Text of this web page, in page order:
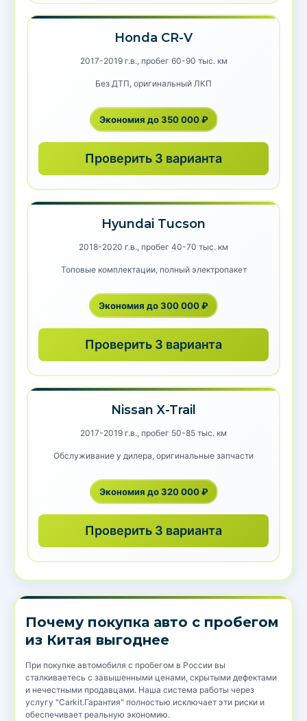
Honda CR-V
2017-2019 г.в., пробег 60-90 тыс. км
Без ДТП, оригинальный ЛКП
Экономия до 350 000 ₽
Проверить 3 варианта
Hyundai Tucson
2018-2020 г.в., пробег 40-70 тыс. км
Топовые комплектации, полный электропакет
Экономия до 300 000 ₽
Проверить 3 варианта
Nissan X-Trail
2017-2019 г.в., пробег 50-85 тыс. км
Обслуживание у дилера, оригинальные запчасти
Экономия до 320 000 ₽
Проверить 3 варианта
Почему покупка авто с пробегом
из Китая выгоднее
При покупке автомобиля с пробегом в России вы
сталкиваетесь с завышенными ценами, скрытыми дефектами
и нечестными продавцами. Наша система работы через
услугу "Carkit.Гарантия" полностью исключает эти риски и
обеспечивает реальную экономию.